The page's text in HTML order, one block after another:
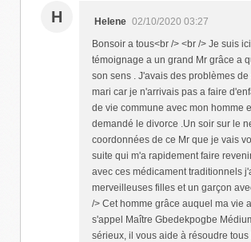
H Helene 02/10/2020 03:27
Bonsoir a tous<br /> <br /> Je suis
témoignage a un grand Mr grâce a
son sens . J'avais des problèmes
mari car je n'arrivais pas a faire
de vie commune avec mon homme
demandé le divorce .Un soir sur le
coordonnées de ce Mr que je vais
suite qui m'a rapidement faire
avec ces médicament traditionnels
merveilleuses filles et un garçon
/> Cet homme grâce auquel ma vie
s'appel Maître Gbedekpogbe
sérieux, il vous aide à résoudre